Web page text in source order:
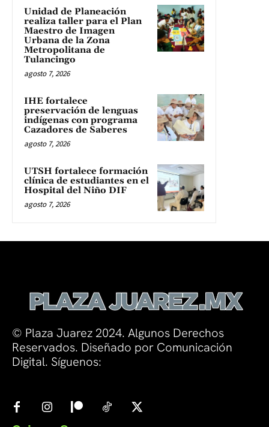
Unidad de Planeación
realiza taller para el Plan
Maestro de Imagen
Urbana de la Zona
Metropolitana de
Tulancingo
agosto 7, 2026
IHE fortalece
preservación de lenguas
indígenas con programa
Cazadores de Saberes
agosto 7, 2026
UTSH fortalece formación
clínica de estudiantes en el
Hospital del Niño DIF
agosto 7, 2026
© Plaza Juarez 2024. Algunos Derechos
Reservados. Diseñado por Comunicación
Digital. Síguenos: